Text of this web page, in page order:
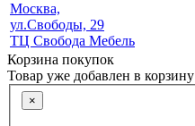
Москва,
ул.Свободы, 29
ТЦ Свобода Мебель
Корзина покупок
Товар уже добавлен в корзину
×